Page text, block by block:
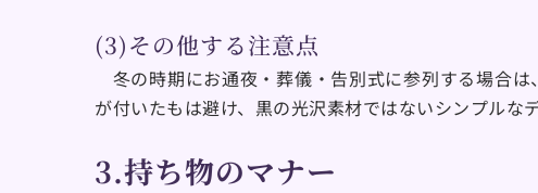
(3)その他する注意点
冬の時期にお通夜・葬儀・告別式に参列する場合
が付いたもは避け、黒の光沢素材ではないシンプルな
3.持ち物のマナー